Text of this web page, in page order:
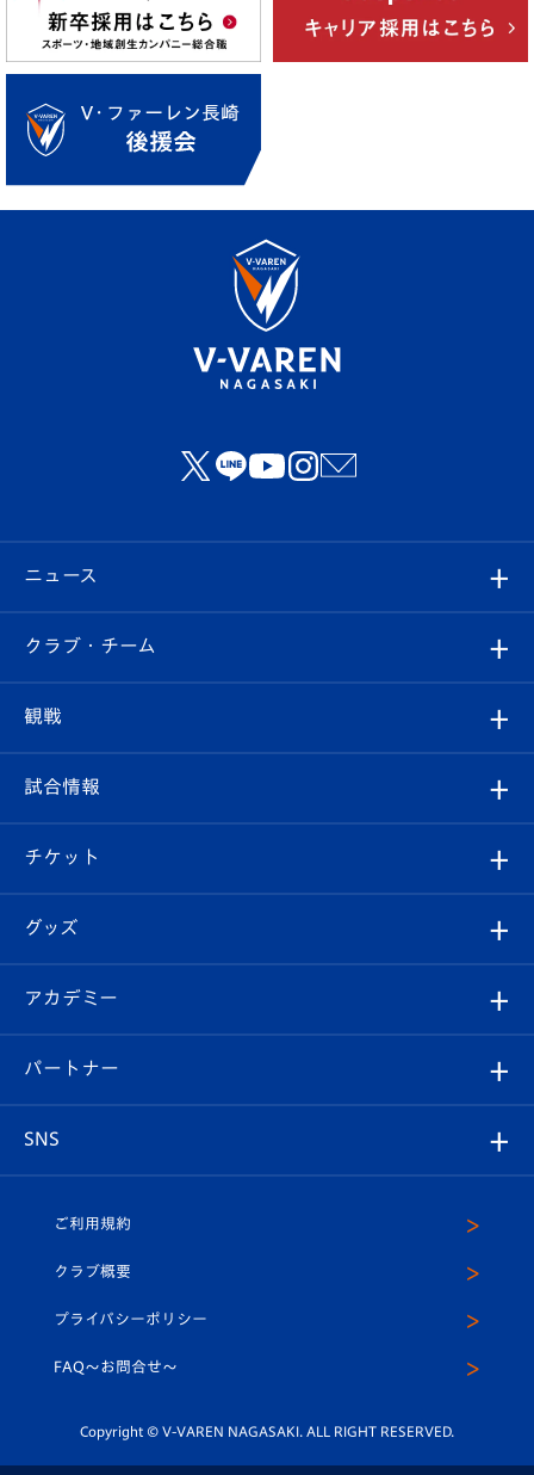
ニュース
すべて
クラブ
試合情報
チケット
イベント
メディア
ホームタウン
クラブ・チーム
クラブ概要
エンブレム紹介
スタッフプロフィール
マスコット紹介
平和祈念活動
ホームタウン活動
観戦
観戦ルール
はじめての観戦ガイド
Revive Team
ヴィヴィくんの長崎おもてなしガイド
試合情報
試合日程/結果
フォトギャラリー
スタジアムグルメ
チケット
チケット
V-LOVERS（ファンクラブ）
プレイヤーズスイート
グッズ
オンラインショップ
店舗情報
アカデミー
育成からのお知らせ
U-18
スクール
パートナー
SNS
ヴィヴィくんインスタグラム
公式LINE＠
ご利用規約
クラブ概要
プライバシーポリシー
FAQ〜お問合せ〜
Copyright © V-VAREN NAGASAKI. ALL RIGHT RESERVED.